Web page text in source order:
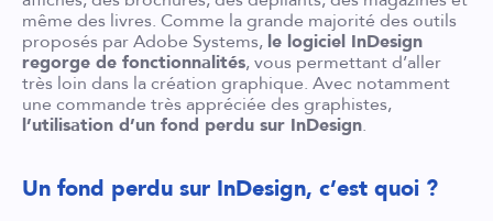
même des livres. Comme la grande majorité des outils
proposés par Adobe Systems, le logiciel InDesign
regorge de fonctionnalités, vous permettant d’aller
très loin dans la création graphique. Avec notamment
une commande très appréciée des graphistes,
l’utilisation d’un fond perdu sur InDesign.
Un fond perdu sur InDesign, c’est quoi ?